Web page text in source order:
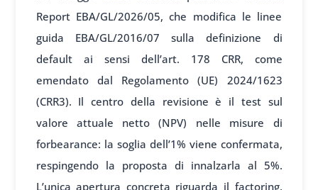
Report EBA/GL/2026/05, che modifica le linee
guida EBA/GL/2016/07 sulla definizione di
default ai sensi dell’art. 178 CRR, come
emendato dal Regolamento (UE) 2024/1623
(CRR3). Il centro della revisione è il test sul
valore attuale netto (NPV) nelle misure di
forbearance: la soglia dell’1% viene confermata,
respingendo la proposta di innalzarla al 5%.
L’unica apertura concreta riguarda il factoring,